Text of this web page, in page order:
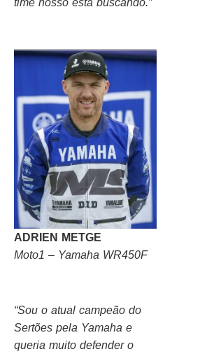
time nosso está buscando.”
ADRIEN METGE
Moto1 – Yamaha WR450F
“Sou o atual campeão do
Sertões pela Yamaha e
queria muito defender o